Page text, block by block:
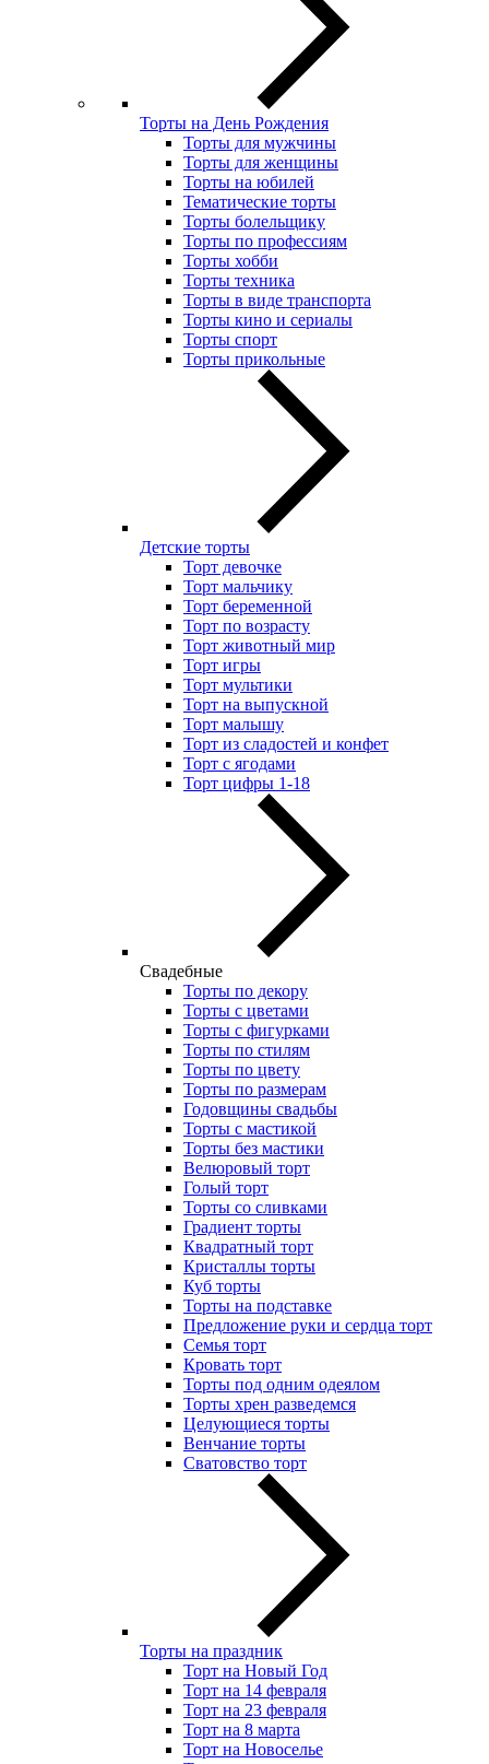
Торты на День Рождения
Торты для мужчины
Торты для женщины
Торты на юбилей
Тематические торты
Торты болельщику
Торты по профессиям
Торты хобби
Торты техника
Торты в виде транспорта
Торты кино и сериалы
Торты спорт
Торты прикольные
Детские торты
Торт девочке
Торт мальчику
Торт беременной
Торт по возрасту
Торт животный мир
Торт игры
Торт мультики
Торт на выпускной
Торт малышу
Торт из сладостей и конфет
Торт с ягодами
Торт цифры 1-18
Свадебные
Торты по декору
Торты с цветами
Торты с фигурками
Торты по стилям
Торты по цвету
Торты по размерам
Годовщины свадьбы
Торты с мастикой
Торты без мастики
Велюровый торт
Голый торт
Торты со сливками
Градиент торты
Квадратный торт
Кристаллы торты
Куб торты
Торты на подставке
Предложение руки и сердца торт
Семья торт
Кровать торт
Торты под одним одеялом
Торты хрен разведемся
Целующиеся торты
Венчание торты
Сватовство торт
Торты на праздник
Торт на Новый Год
Торт на 14 февраля
Торт на 23 февраля
Торт на 8 марта
Торт на Новоселье